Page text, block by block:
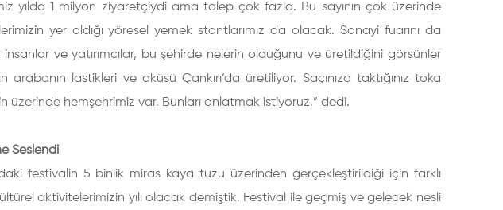
yılda 1 milyon ziyaretçiydi ama talep çok fazla. Bu sayının çok üzerinde
yer aldığı yöresel yemek stantlarımız da olacak. Sanayi fuarını da
ve yatırımcılar, bu şehirde nelerin olduğunu ve üretildiğini görsünler
arabanın lastikleri ve aküsü Çankırı’da üretiliyor. Saçınıza taktığınız toka
üzerinde hemşehrimiz var. Bunları anlatmak istiyoruz.” dedi.
Seslendi
festivalin 5 binlik miras kaya tuzu üzerinden gerçekleştirildiği için farklı
aktivitelerimizin yılı olacak demiştik. Festival ile geçmiş ve gelecek nesli